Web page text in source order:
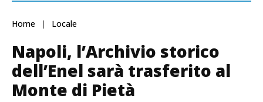
Home Locale
Napoli, l’Archivio storico
dell’Enel sarà trasferito al
Monte di Pietà